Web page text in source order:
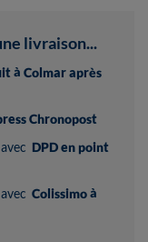
livraison...
à Colmar après
Chronopost
avec DPD en point
avec Colissimo à